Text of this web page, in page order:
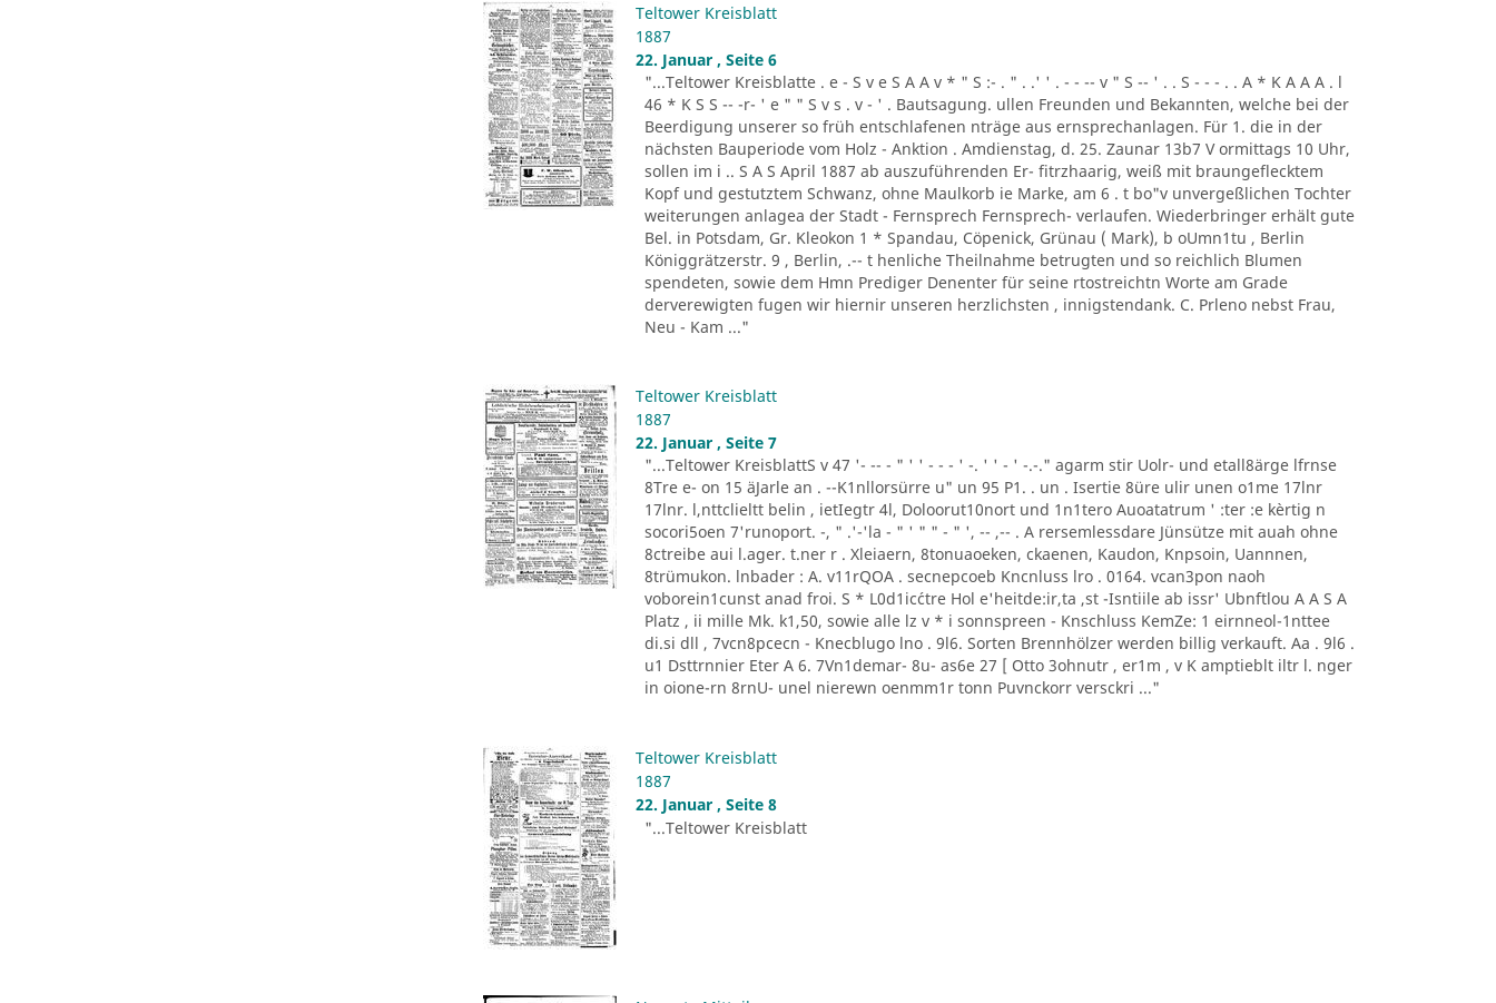
Teltower Kreisblatt
1887
22. Januar , Seite 6
"...Teltower Kreisblatte . e - S v e S A A v * " S :- . " . .' ' . - - -- v " S -- ' . . S - - - . . A * K A A A . l
46 * K S S -- -r- ' e " " S v s . v - ' . Bautsagung. ullen Freunden und Bekannten, welche bei der
Beerdigung unserer so früh entschlafenen nträge aus ernsprechanlagen. Für 1. die in der
nächsten Bauperiode vom Holz - Anktion . Amdienstag, d. 25. Zaunar 13b7 V ormittags 10 Uhr,
sollen im i .. S A S April 1887 ab auszuführenden Er- fitrzhaarig, weiß mit braungeflecktem
Kopf und gestutztem Schwanz, ohne Maulkorb ie Marke, am 6 . t bo"v unvergeßlichen Tochter
weiterungen anlagea der Stadt - Fernsprech Fernsprech- verlaufen. Wiederbringer erhält gute
Bel. in Potsdam, Gr. Kleokon 1 * Spandau, Cöpenick, Grünau ( Mark), b oUmn1tu , Berlin
Königgrätzerstr. 9 , Berlin, .-- t henliche Theilnahme betrugten und so reichlich Blumen
spendeten, sowie dem Hmn Prediger Denenter für seine rtostreichtn Worte am Grade
derverewigten fugen wir hiernir unseren herzlichsten , innigstendank. C. Prleno nebst Frau,
Neu - Kam ..."
Teltower Kreisblatt
1887
22. Januar , Seite 7
"...Teltower KreisblattS v 47 '- -- - " ' ' - - - ' -. ' ' - ' -.-." agarm stir Uolr- und etall8ärge lfrnse
8Tre e- on 15 äJarle an . --K1nllorsürre u" un 95 P1. . un . Isertie 8üre ulir unen o1me 17lnr
17lnr. l,nttclieltt belin , ietIegtr 4l, Doloorut10nort und 1n1tero Auoatatrum ' :ter :e kèrtig n
socori5oen 7'runoport. -, " .'-'la - " ' " " - " ', -- ,-- . A rersemlessdare Jünsütze mit auah ohne
8ctreibe aui l.ager. t.ner r . Xleiaern, 8tonuaoeken, ckaenen, Kaudon, Knpsoin, Uannnen,
8trümukon. lnbader : A. v11rQOA . secnepcoeb Kncnluss lro . 0164. vcan3pon naoh
voborein1cunst anad froi. S * L0d1ic´ctre Hol e'heitde:ir,ta ,st -Isntiile ab issr' Ubnftlou A A S A
Platz , ii mille Mk. k1,50, sowie alle lz v * i sonnspreen - Knschluss KemZe: 1 eirnneol-1nttee
di.si dll , 7vcn8pcecn - Knecblugo lno . 9l6. Sorten Brennhölzer werden billig verkauft. Aa . 9l6 .
u1 Dsttrnnier Eter A 6. 7Vn1demar- 8u- as6e 27 [ Otto 3ohnutr , er1m , v K amptieblt iltr l. nger
in oione-rn 8rnU- unel nierewn oenmm1r tonn Puvnckorr versckri ..."
Teltower Kreisblatt
1887
22. Januar , Seite 8
"...Teltower Kreisblatt